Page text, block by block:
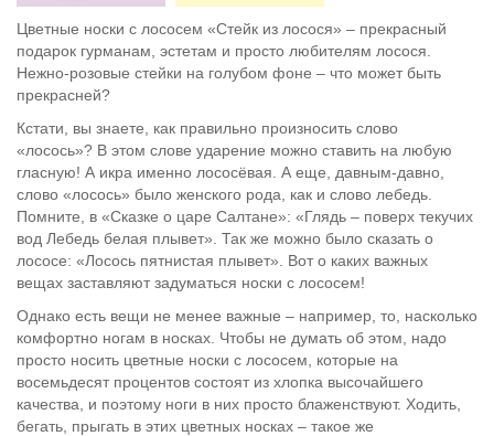
Цветные носки с лососем «Стейк из лосося» – прекрасный
подарок гурманам, эстетам и просто любителям лосося.
Нежно-розовые стейки на голубом фоне – что может быть
прекрасней?
Кстати, вы знаете, как правильно произносить слово
«лосось»? В этом слове ударение можно ставить на любую
гласную! А икра именно лососёвая. А еще, давным-давно,
слово «лосось» было женского рода, как и слово лебедь.
Помните, в «Сказке о царе Салтане»: «Глядь – поверх текучих
вод Лебедь белая плывет». Так же можно было сказать о
лососе: «Лосось пятнистая плывет». Вот о каких важных
вещах заставляют задуматься носки с лососем!
Однако есть вещи не менее важные – например, то, насколько
комфортно ногам в носках. Чтобы не думать об этом, надо
просто носить цветные носки с лососем, которые на
восемьдесят процентов состоят из хлопка высочайшего
качества, и поэтому ноги в них просто блаженствуют. Ходить,
бегать, прыгать в этих цветных носках – такое же